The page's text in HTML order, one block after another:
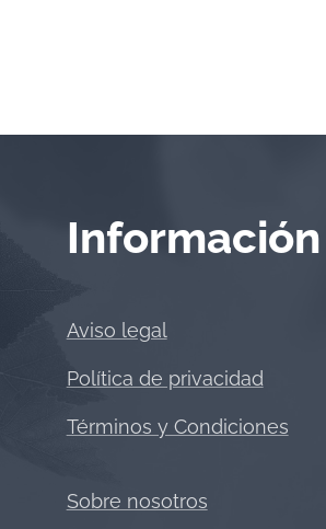
Información
Aviso legal
Política de privacidad
Términos y Condiciones
Sobre nosotros